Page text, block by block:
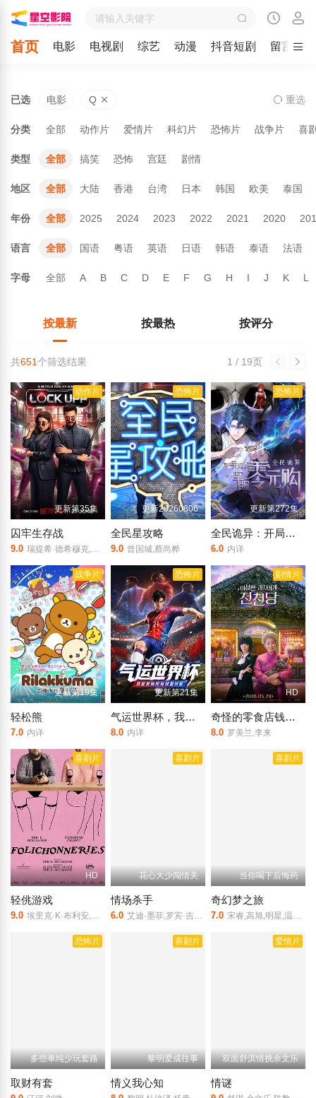
首页 电影 电视剧 综艺 动漫 抖音短剧 留言
已选 电影 Q 重选
分类 全部 动作片 爱情片 科幻片 恐怖片 战争片 喜
类型 全部 搞笑 恐怖 宫廷 剧情
地区 全部 大陆 香港 台湾 日本 韩国 欧美 泰国
年份 全部 2025 2024 2023 2022 2021 2020
语言 全部 国语 粤语 英语 日语 韩语 泰语 法语
字母 全部 A B C D E F G H I J K L
按最新 按最热 按评分
1 / 19页
共651个筛选结果
动作片
更新第35集
囚牢生存战
9.0 瑞提希·德希穆克,法拉·可汗
恐怖片
更新20260806
全民星攻略
9.0 曾国城,蔡尚桦
恐怖片
更新第272集
全民诡异：开局掌握零元购·动态漫画
6.0 内详
战争片
更新第19集
轻松熊
7.0 内详
恐怖片
更新第21集
气运世界杯，我能复制所有球星技能
8.0 内详
剧情片
HD
奇怪的零食店钱天堂
8.0 罗美兰,李来
喜剧片
HD
轻佻游戏
9.0 埃里克·K·布利安,凯瑟琳·沙博,艾琳·玛格丽特·卡特,莎拉·舒伊纳德-波里尔,娜塔莉·古帕尔,罗丝-安妮·德里,萨米尔·菲鲁兹,卡罗兰·福彻,艾甜·加罗伊,安布雷·贾布兰,小费约尔·吉恩,尼古拉斯·克里夫,雅克·勒厄勒,伊芙·兰德里,朱莉·勒布勒东,阿加莎·勒杜,西蒙娜·勒杜,索菲·勒图讷尔,弗罗伦斯·布莱恩,安托南·穆索-里瓦尔,埃里克·罗比杜,雷米·圣米歇尔
喜剧片
花心大少闯情关
情场杀手
6.0 艾迪·墨菲,罗宾·吉文斯,哈莉·贝瑞,大卫·艾兰·格里尔
喜剧片
当你喝下后悔药
奇幻梦之旅
7.0 宋睿,高旭,明星,温浩哲,许升
恐怖片
多些单纯少玩套路
取财有套
喜剧片
黎明爱成往事
情义我心知
爱情片
双面舒淇情挑余文乐
情谜